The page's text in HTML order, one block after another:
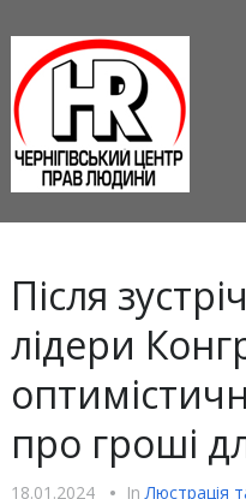
Після
лідери
про гроші
18.01.2024 • InЛюстрацiя